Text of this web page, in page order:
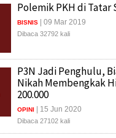
Polemik PKH di Tatar
BISNIS | 09 Mar 2019
Dibaca 32792 kali
P3N Jadi Penghulu,
Nikah Membengkak
200.000
OPINI | 15 Jun 2020
Dibaca 27102 kali